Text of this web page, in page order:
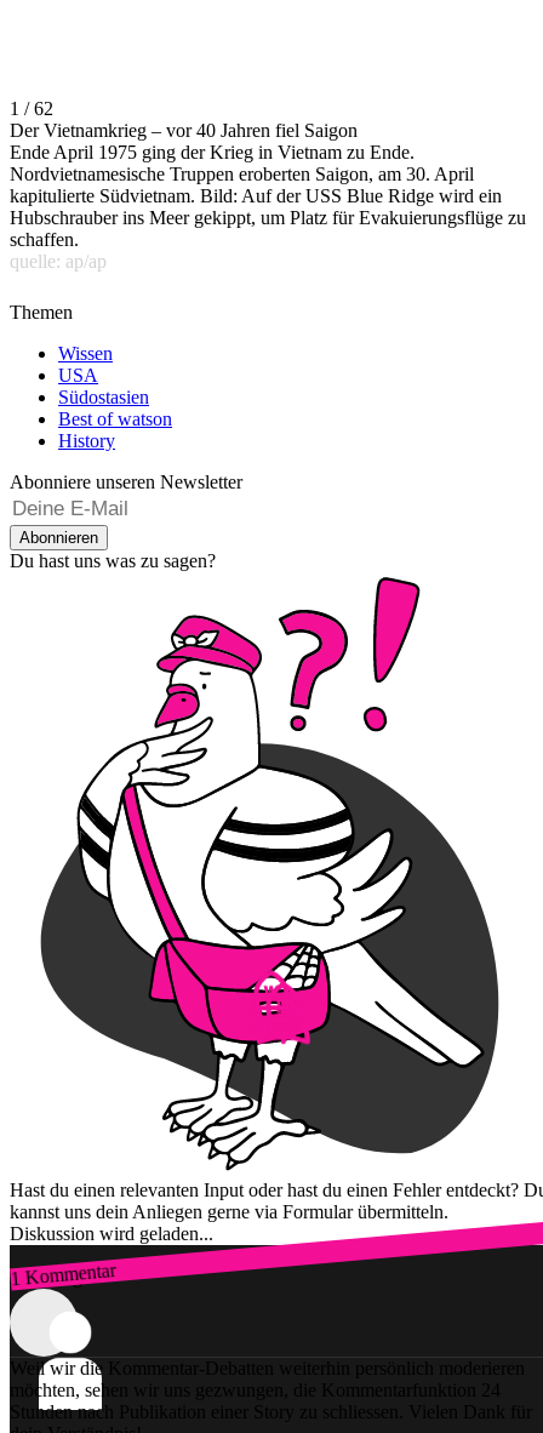
1 / 62
Der Vietnamkrieg – vor 40 Jahren fiel Saigon
Ende April 1975 ging der Krieg in Vietnam zu Ende.
Nordvietnamesische Truppen eroberten Saigon, am 30. April
kapitulierte Südvietnam. Bild: Auf der USS Blue Ridge wird ein
Hubschrauber ins Meer gekippt, um Platz für Evakuierungsflüge zu
schaffen.
quelle: ap/ap
Themen
Wissen
USA
Südostasien
Best of watson
History
Abonniere unseren Newsletter
Abonnieren
Du hast uns was zu sagen?
Hast du einen relevanten Input oder hast du einen Fehler entdeckt?
kannst uns dein Anliegen gerne via Formular übermitteln.
Diskussion wird geladen...
1 Kommentar
Zum Login
Weil wir die Kommentar-Debatten weiterhin persönlich moderieren
möchten, sehen wir uns gezwungen, die Kommentarfunktion 24
Stunden nach Publikation einer Story zu schliessen. Vielen Dank für